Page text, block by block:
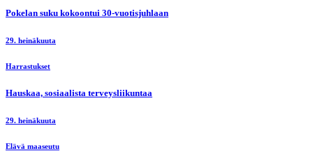
Pokelan suku kokoontui 30-vuotisjuhlaan
29. heinäkuuta
Harrastukset
Hauskaa, sosiaalista terveysliikuntaa
29. heinäkuuta
Elävä maaseutu